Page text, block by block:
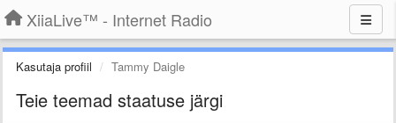
XiiaLive™ - Internet Radio
Kasutaja profiil Tammy Daigle
Teie teemad staatuse järgi